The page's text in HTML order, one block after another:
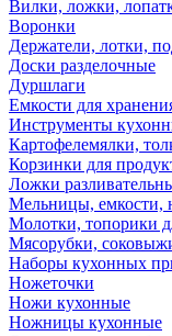
Вилки, ложки,
Воронки
Держатели, лотки,
Доски разделочные
Дуршлаги
Емкости для
Инструменты
Картофелемялки,
Корзинки для
Ложки
Мельницы, емкости,
Молотки, топорики
Мясорубки,
Наборы кухонных
Ножеточки
Ножи кухонные
Ножницы кухонные